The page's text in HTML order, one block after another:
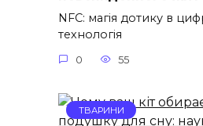
NFC: магія дотику в
технологія
0 55
ТВАРИНИ